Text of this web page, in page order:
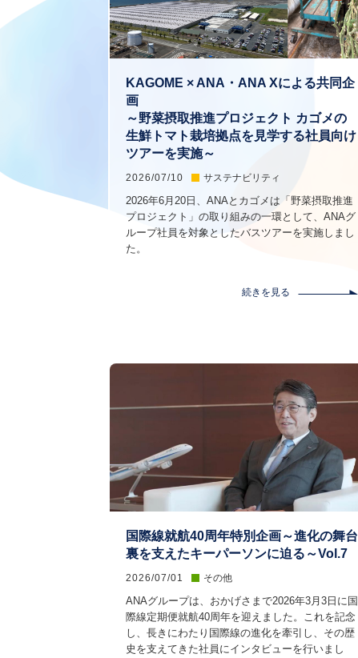
KAGOME × ANA・ANA Xによる共同企
画
～野菜摂取推進プロジェクト カゴメの
生鮮トマト栽培拠点を見学する社員向け
ツアーを実施～
2026/07/10 サステナビリティ
2026年6月20日、ANAとカゴメは「野菜摂取推進
プロジェクト」の取り組みの一環として、ANAグ
ループ社員を対象としたバスツアーを実施しまし
た。
続きを見る
国際線就航40周年特別企画～進化の舞台
裏を支えたキーパーソンに迫る～Vol.7
2026/07/01 その他
ANAグループは、おかげさまで2026年3月3日に国
際線定期便就航40周年を迎えました。これを記念
し、長きにわたり国際線の進化を牽引し、その歴
史を支えてきた社員にインタビューを行いまし